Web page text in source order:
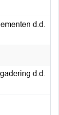
d.d.
d.d.